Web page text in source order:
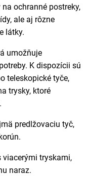
ochranné postreky,
ale aj rôzne
látky.
umožňuje
K dispozícii sú
teleskopické tyče,
trysky, ktoré
predlžovaciu tyč,
viacerými tryskami,
naraz.